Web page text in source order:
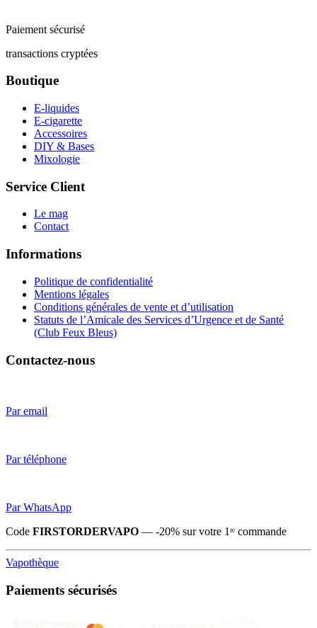
Paiement sécurisé
transactions cryptées
Boutique
E-liquides
E-cigarette
Accessoires
DIY & Bases
Mixologie
Service Client
Le mag
Contact
Informations
Politique de confidentialité
Mentions légales
Conditions générales de vente et d’utilisation
Statuts de l’Amicale des Services d’Urgence et de Santé
(Club Feux Bleus)
Contactez-nous
Par email
Par téléphone
Par WhatsApp
Code FIRSTORDERVAPO — -20% sur votre 1ʳᵉ commande
Vapothèque
Paiements sécurisés